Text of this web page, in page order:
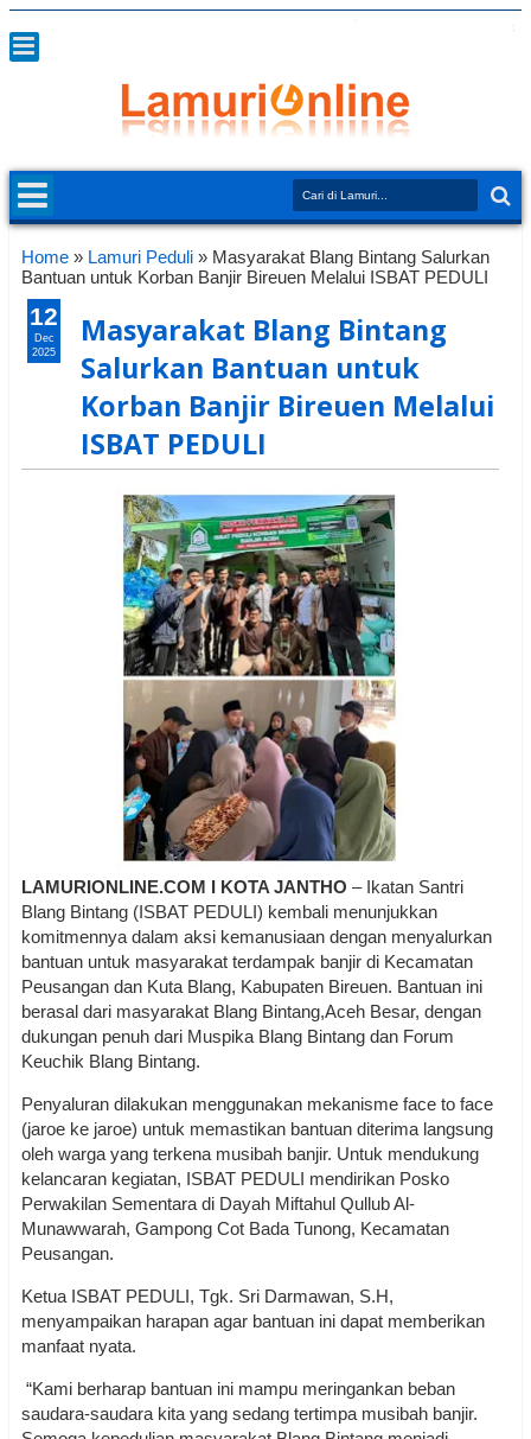
Home » Lamuri Peduli » Masyarakat Blang Bintang Salurkan
Bantuan untuk Korban Banjir Bireuen Melalui ISBAT PEDULI
Masyarakat Blang Bintang
Salurkan Bantuan untuk
Korban Banjir Bireuen Melalui
ISBAT PEDULI
LAMURIONLINE.COM I KOTA JANTHO – Ikatan Santri
Blang Bintang (ISBAT PEDULI) kembali menunjukkan
komitmennya dalam aksi kemanusiaan dengan menyalurkan
bantuan untuk masyarakat terdampak banjir di Kecamatan
Peusangan dan Kuta Blang, Kabupaten Bireuen. Bantuan ini
berasal dari masyarakat Blang Bintang,Aceh Besar, dengan
dukungan penuh dari Muspika Blang Bintang dan Forum
Keuchik Blang Bintang.
Penyaluran dilakukan menggunakan mekanisme face to face
(jaroe ke jaroe) untuk memastikan bantuan diterima langsung
oleh warga yang terkena musibah banjir. Untuk mendukung
kelancaran kegiatan, ISBAT PEDULI mendirikan Posko
Perwakilan Sementara di Dayah Miftahul Qullub Al-
Munawwarah, Gampong Cot Bada Tunong, Kecamatan
Peusangan.
Ketua ISBAT PEDULI, Tgk. Sri Darmawan, S.H,
menyampaikan harapan agar bantuan ini dapat memberikan
manfaat nyata.
“Kami berharap bantuan ini mampu meringankan beban
saudara-saudara kita yang sedang tertimpa musibah banjir.
12
Dec
2025